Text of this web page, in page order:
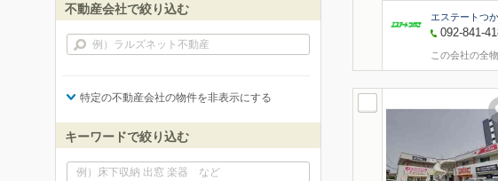
不動産会社で絞り込む
特定の不動産会社の物件を非表示にする
キーワードで絞り込む
エステートつ
092-841-
この会社の全